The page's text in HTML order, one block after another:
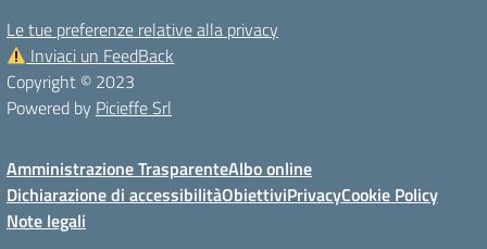
Le tue preferenze relative alla privacy
Inviaci un FeedBack
Copyright © 2023
Powered by Picieffe Srl
Amministrazione TrasparenteAlbo online
Dichiarazione di accessibilitàObiettiviPrivacyCookie Policy
Note legali